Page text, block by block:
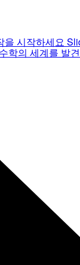
을 시작하세요
학의 세계를 발